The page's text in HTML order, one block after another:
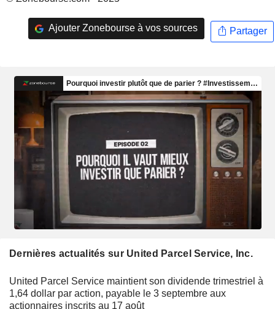
Ajouter Zonebourse à vos sources Partager
Dernières actualités sur United Parcel Service, Inc.
United Parcel Service maintient son dividende trimestriel à
1,64 dollar par action, payable le 3 septembre aux
actionnaires inscrits au 17 août